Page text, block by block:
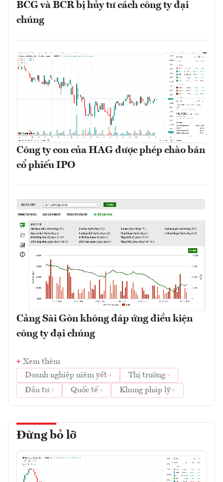
BCG và BCR bị hủy tư cách công ty đại
chúng
Công ty con của HAG được phép chào bán
cổ phiếu IPO
Cảng Sài Gòn không đáp ứng điều kiện
công ty đại chúng
Xem thêm
Doanh nghiệp niêm yết
Thị trường
Đầu tư
Quốc tế Khung pháp lý
Đừng bỏ lỡ